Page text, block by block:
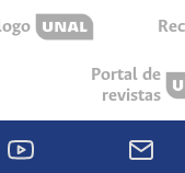
Portal de
revistas